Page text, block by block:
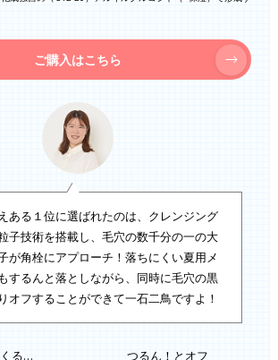
ご購入はこちら
ある１位に選ばれたのは、クレンジング
子技術を搭載し、毛穴の数千分の一の大
が角栓にアプローチ！落ちにくい夏用メ
するんと落としながら、同時に毛穴の黒
オフすることができて一石二鳥ですよ！
る… つるん！とオフ